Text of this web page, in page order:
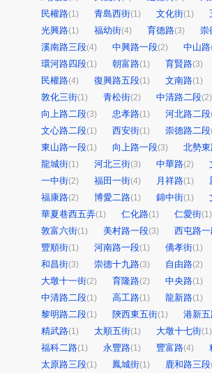
民權路(1) 青島西街(1) 文化街(1)
光興路(1) 福幼街(4) 育德路(3) 崇
溪南路三段(4) 中興路一段(2) 中山路
環河路四段(1) 朝富路(1) 育賢路(3)
民權路(4) 復興路五段(1) 文南路(1)
敦化三街(1) 青松街(2) 中清路二段(2)
向上路二段(3) 忠孝路(1) 河北路二段
文心路二段(1) 西安街(1) 崇德路二段
東山路一段(1) 向上路一段(3) 北勢
龍城街(1) 河北三街(3) 中華路(2)
一中街(2) 福田一街(4) 月祥路(1)
福康路(2) 博愛二路(1) 錦中街(1)
華夏巷西五弄(1) 仁化路(1) 仁愛街(1)
敦富六街(1) 美村路一段(3) 西屯路
豐順街(1) 河南路一段(1) 僑孝街(1)
和昌街(3) 崇德十九路(3) 自由路(2)
大墩十一街(2) 育隆路(2) 中央路(1)
中清路二段(1) 高工路(1) 龍新路(1)
黎明路二段(1) 陝西東五街(1) 港新
精武路(1) 太順五街(1) 大墩十七街(1)
福科二路(1) 永豐路(1) 豐富路(4)
太原路三段(1) 鳳城街(1) 鹿和路三段